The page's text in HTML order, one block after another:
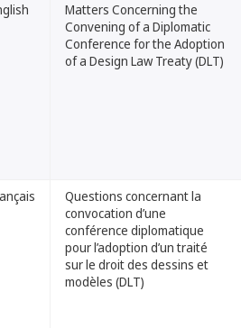
Matters Concerning the
Convening of a Diplomatic
Conference for the Adoption
of a Design Law Treaty (DLT)
Questions concernant la
convocation d’une
conférence diplomatique
pour l’adoption d’un traité
sur le droit des dessins et
modèles (DLT)